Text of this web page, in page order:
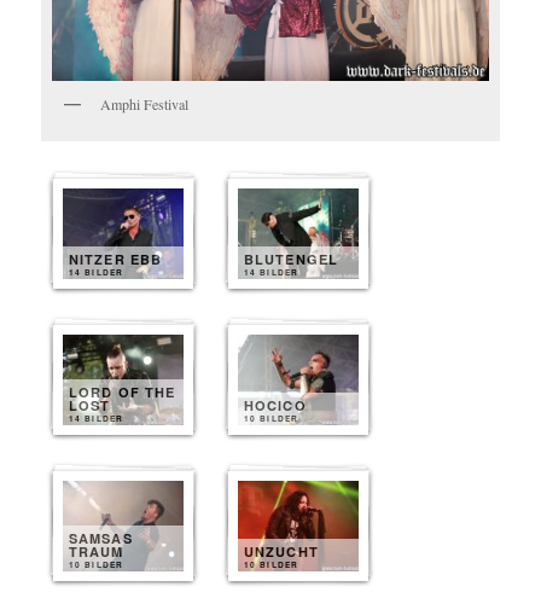
Amphi Festival
NITZER EBB
14 BILDER
BLUTENGEL
14 BILDER
LORD OF THE
LOST
14 BILDER
HOCICO
10 BILDER
SAMSAS
TRAUM
10 BILDER
UNZUCHT
10 BILDER